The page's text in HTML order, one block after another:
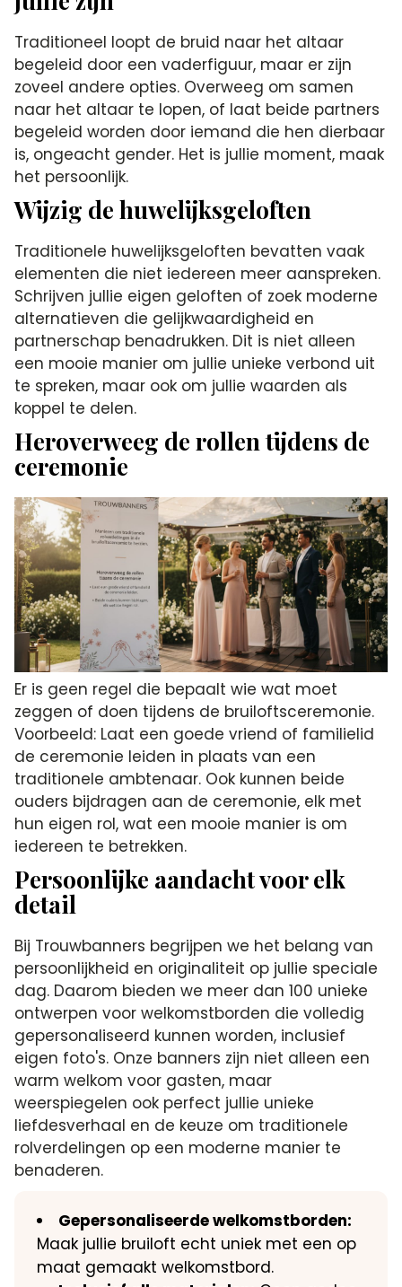
Traditioneel loopt de bruid naar het altaar
begeleid door een vaderfiguur, maar er zijn
zoveel andere opties. Overweeg om samen
naar het altaar te lopen, of laat beide partners
begeleid worden door iemand die hen dierbaar
is, ongeacht gender. Het is jullie moment, maak
het persoonlijk.
Wijzig de huwelijksgeloften
Traditionele huwelijksgeloften bevatten vaak
elementen die niet iedereen meer aanspreken.
Schrijven jullie eigen geloften of zoek moderne
alternatieven die gelijkwaardigheid en
partnerschap benadrukken. Dit is niet alleen
een mooie manier om jullie unieke verbond uit
te spreken, maar ook om jullie waarden als
koppel te delen.
Heroverweeg de rollen tijdens de
ceremonie
Er is geen regel die bepaalt wie wat moet
zeggen of doen tijdens de bruiloftsceremonie.
Voorbeeld: Laat een goede vriend of familielid
de ceremonie leiden in plaats van een
traditionele ambtenaar. Ook kunnen beide
ouders bijdragen aan de ceremonie, elk met
hun eigen rol, wat een mooie manier is om
iedereen te betrekken.
Persoonlijke aandacht voor elk
detail
Bij Trouwbanners begrijpen we het belang van
persoonlijkheid en originaliteit op jullie speciale
dag. Daarom bieden we meer dan 100 unieke
ontwerpen voor welkomstborden die volledig
gepersonaliseerd kunnen worden, inclusief
eigen foto's. Onze banners zijn niet alleen een
warm welkom voor gasten, maar
weerspiegelen ook perfect jullie unieke
liefdesverhaal en de keuze om traditionele
rolverdelingen op een moderne manier te
benaderen.
Gepersonaliseerde welkomstborden:
Maak jullie bruiloft echt uniek met een op
maat gemaakt welkomstbord.